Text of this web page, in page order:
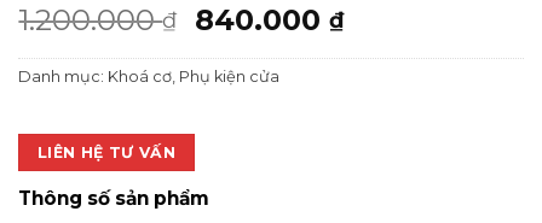
1.200.000₫
Giá
gốc
là:
840.000 ₫Giá
hiện
Danh mục: Khoá cơ, Phụ kiện cửa
LIÊN HỆ TƯ VẤN
Thông số sản phẩm